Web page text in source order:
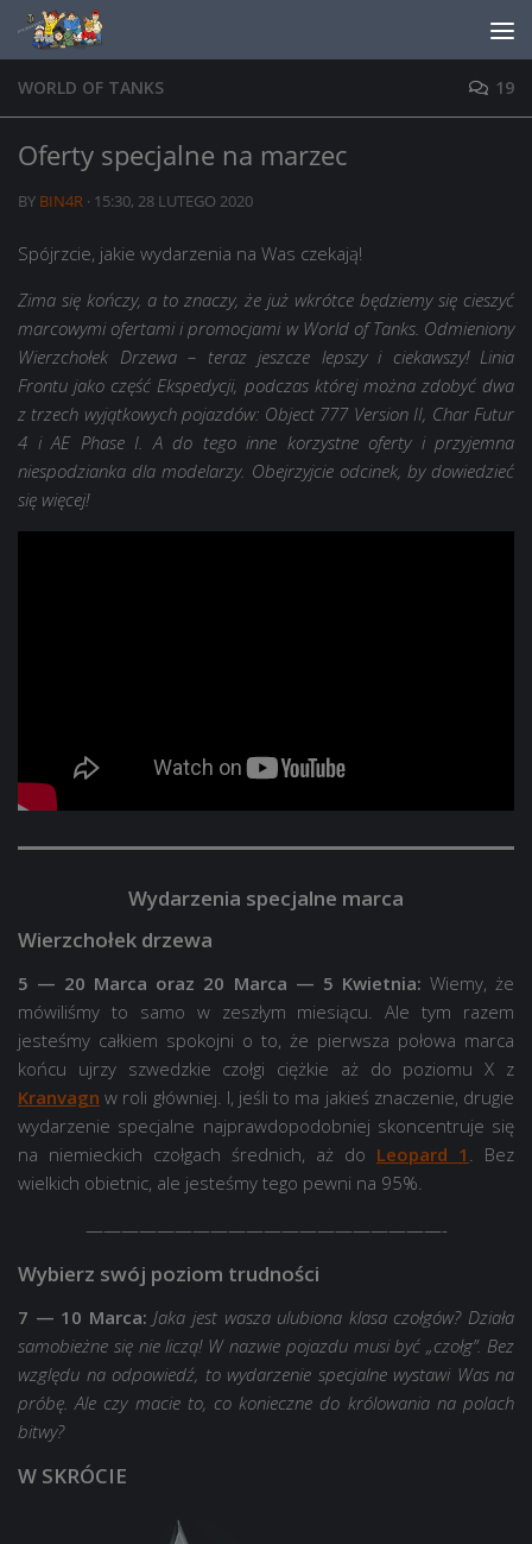
Skip to content
WORLD OF TANKS 19
Oferty specjalne na marzec
BY BIN4R · 15:30, 28 LUTEGO 2020
Spójrzcie, jakie wydarzenia na Was czekają!
Zima się kończy, a to znaczy, że już wkrótce będziemy się cieszyć
marcowymi ofertami i promocjami w World of Tanks. Odmieniony
Wierzchołek Drzewa – teraz jeszcze lepszy i ciekawszy! Linia
Frontu jako część Ekspedycji, podczas której można zdobyć dwa
z trzech wyjątkowych pojazdów: Object 777 Version II, Char Futur
4 i AE Phase I. A do tego inne korzystne oferty i przyjemna
niespodzianka dla modelarzy. Obejrzyjcie odcinek, by dowiedzieć
się więcej!
Wydarzenia specjalne marca
Wierzchołek drzewa
5 — 20 Marca oraz 20 Marca — 5 Kwietnia: Wiemy, że
mówiliśmy to samo w zeszłym miesiącu. Ale tym razem
jesteśmy całkiem spokojni o to, że pierwsza połowa marca
końcu ujrzy szwedzkie czołgi ciężkie aż do poziomu X z
Kranvagn w roli główniej. I, jeśli to ma jakieś znaczenie, drugie
wydarzenie specjalne najprawdopodobniej skoncentruje się
na niemieckich czołgach średnich, aż do Leopard 1 . Bez
wielkich obietnic, ale jesteśmy tego pewni na 95%.
————————————————————-
Wybierz swój poziom trudności
7 — 10 Marca:Jaka jest wasza ulubiona klasa czołgów? Działa
samobieżne się nie liczą! W nazwie pojazdu musi być „czołg”. Bez
względu na odpowiedź, to wydarzenie specjalne wystawi Was na
próbę. Ale czy macie to, co konieczne do królowania na polach
bitwy?
W SKRÓCIE